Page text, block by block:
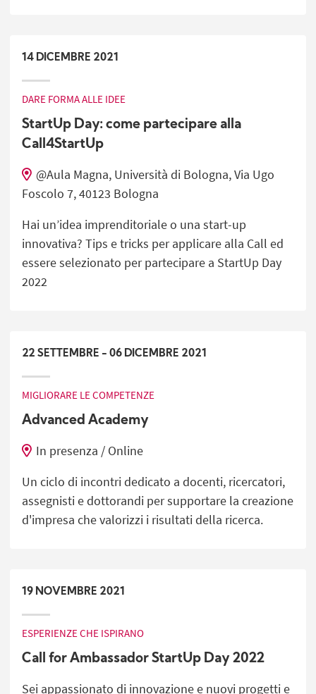
14 DICEMBRE 2021
DARE FORMA ALLE IDEE
StartUp Day: come partecipare alla
Call4StartUp
@Aula Magna, Università di Bologna, Via Ugo
Foscolo 7, 40123 Bologna
Hai un’idea imprenditoriale o una start-up
innovativa? Tips e tricks per applicare alla Call ed
essere selezionato per partecipare a StartUp Day
2022
22 SETTEMBRE -06 DICEMBRE 2021
MIGLIORARE LE COMPETENZE
Advanced Academy
In presenza / Online
Un ciclo di incontri dedicato a docenti, ricercatori,
assegnisti e dottorandi per supportare la creazione
d'impresa che valorizzi i risultati della ricerca.
19 NOVEMBRE 2021
ESPERIENZE CHE ISPIRANO
Call for Ambassador StartUp Day 2022
Sei appassionato di innovazione e nuovi progetti e